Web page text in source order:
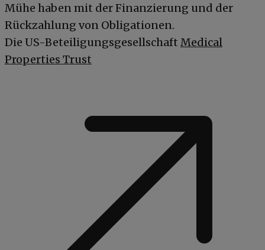
Mühe haben mit der Finanzierung und der
Rückzahlung von Obligationen.
Die US-Beteiligungsgesellschaft Medical
Properties Trust